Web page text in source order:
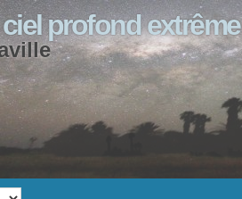
profond extrême